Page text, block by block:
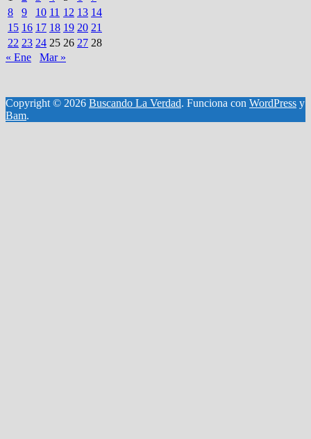
8
9 10 11 12 13 14
15 16 17 18 19 20 21
22 23 24 25 26 27 28
« Ene
Mar »
Copyright © 2026 Buscando La Verdad. Funciona con WordPress y
Bam.